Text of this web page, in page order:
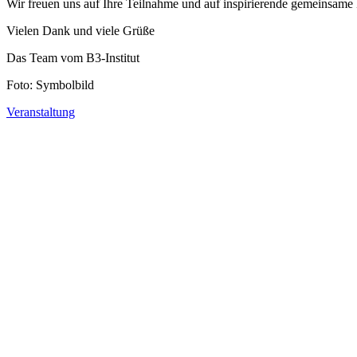
Wir freuen uns auf Ihre Teilnahme und auf inspirierende
Vielen Dank und viele Grüße
Das Team vom B3-Institut
Foto: Symbolbild
Veranstaltung